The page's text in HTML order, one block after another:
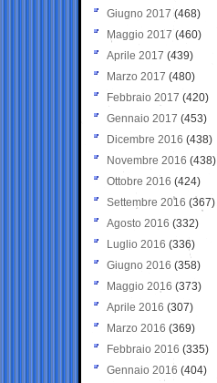
Giugno 2017 (468)
Maggio 2017 (460)
Aprile 2017 (439)
Marzo 2017 (480)
Febbraio 2017 (420)
Gennaio 2017 (453)
Dicembre 2016 (438)
Novembre 2016 (438)
Ottobre 2016 (424)
Settembre 2016 (367)
Agosto 2016 (332)
Luglio 2016 (336)
Giugno 2016 (358)
Maggio 2016 (373)
Aprile 2016 (307)
Marzo 2016 (369)
Febbraio 2016 (335)
Gennaio 2016 (404)